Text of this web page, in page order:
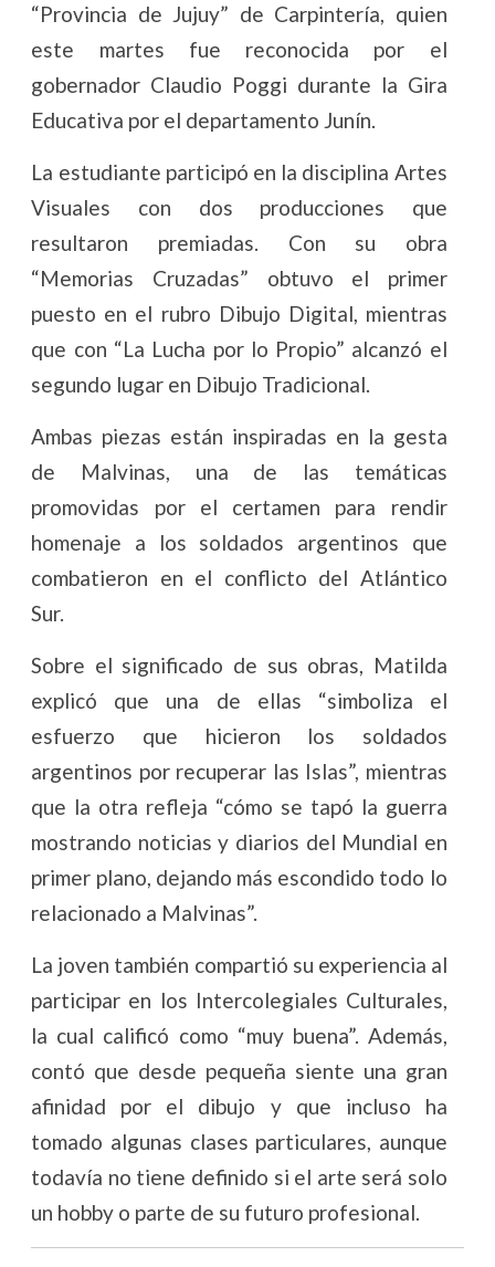
“Provincia de Jujuy” de Carpintería, quien
este martes fue reconocida por el
gobernador Claudio Poggi durante la Gira
Educativa por el departamento Junín.
La estudiante participó en la disciplina Artes
Visuales con dos producciones que
resultaron premiadas. Con su obra
“Memorias Cruzadas” obtuvo el primer
puesto en el rubro Dibujo Digital, mientras
que con “La Lucha por lo Propio” alcanzó el
segundo lugar en Dibujo Tradicional.
Ambas piezas están inspiradas en la gesta
de Malvinas, una de las temáticas
promovidas por el certamen para rendir
homenaje a los soldados argentinos que
combatieron en el conflicto del Atlántico
Sur.
Sobre el significado de sus obras, Matilda
explicó que una de ellas “simboliza el
esfuerzo que hicieron los soldados
argentinos por recuperar las Islas”, mientras
que la otra refleja “cómo se tapó la guerra
mostrando noticias y diarios del Mundial en
primer plano, dejando más escondido todo lo
relacionado a Malvinas”.
La joven también compartió su experiencia al
participar en los Intercolegiales Culturales,
la cual calificó como “muy buena”. Además,
contó que desde pequeña siente una gran
afinidad por el dibujo y que incluso ha
tomado algunas clases particulares, aunque
todavía no tiene definido si el arte será solo
un hobby o parte de su futuro profesional.